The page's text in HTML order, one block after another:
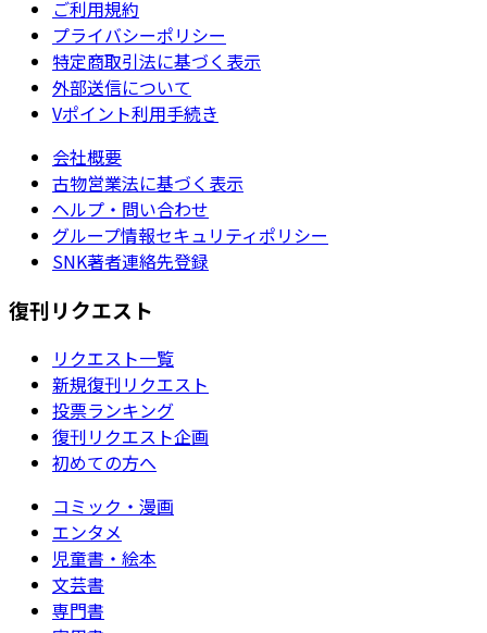
ご利用規約
プライバシーポリシー
特定商取引法に基づく表示
外部送信について
Vポイント利用手続き
会社概要
古物営業法に基づく表示
ヘルプ・問い合わせ
グループ情報セキュリティポリシー
SNK著者連絡先登録
復刊リクエスト
リクエスト一覧
新規復刊リクエスト
投票ランキング
復刊リクエスト企画
初めての方へ
コミック・漫画
エンタメ
児童書・絵本
文芸書
専門書